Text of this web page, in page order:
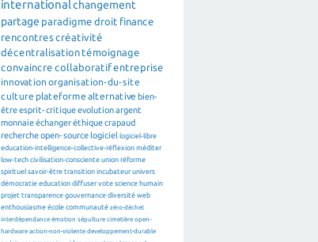
internationalchangement
partage paradigme droit finance
rencontrescréativité
décentralisation témoignage
convaincre collaboratifentreprise
innovation organisation-du-site
culture plateforme alternative bien-
êtreesprit-critiqueevolutionargent
monnaieéchangeréthiquecrapaud
rechercheopen-source logiciel logiciel-libre
education-intelligence-collective-réflexion méditer
low-tech civilisation-consciente union réforme
spirituel savoir-être transition incubateur univers
démocratie education diffuser vote science humain
projet transparence gouvernance diversité web
enthousiasme école communauté zéro-déchet
interdépendance émotion sépulture cimetière open-
hardware action-non-violente developpement-durable